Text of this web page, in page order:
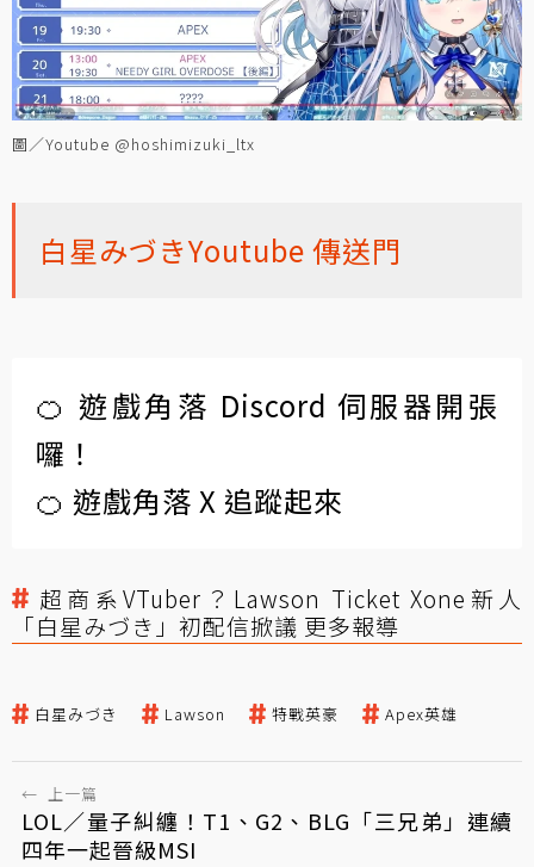
圖／Youtube @hoshimizuki_ltx
白星みづきYoutube 傳送門
🍊 遊戲角落 Discord 伺服器開張
囉！
🍊 遊戲角落 X 追蹤起來
超商系VTuber？Lawson Ticket Xone新人
「白星みづき」初配信掀議 更多報導
白星みづき Lawson 特戰英豪 Apex英雄
← 上一篇
LOL／量子糾纏！T1、G2、BLG「三兄弟」連續
四年一起晉級MSI